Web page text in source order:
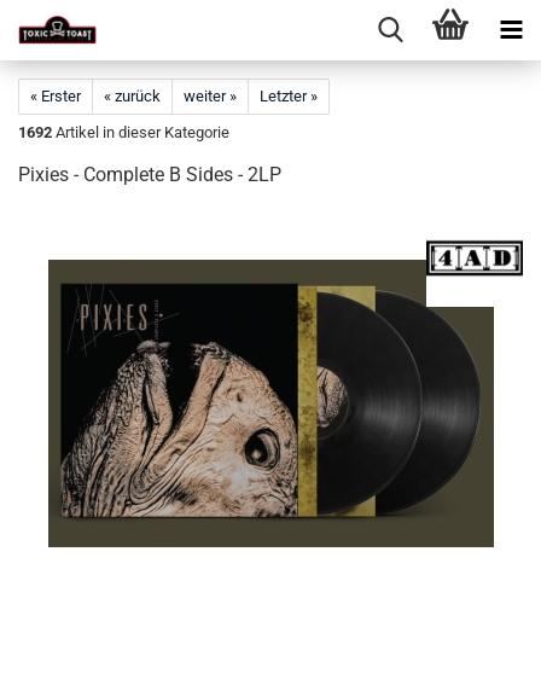
« Erster « zurück weiter »
Letzter »
1692 Artikel in dieser Kategorie
Pixies - Complete B Sides - 2LP